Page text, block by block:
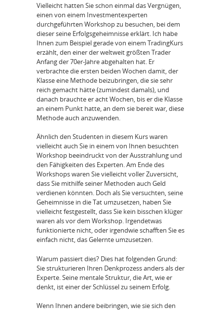
Vielleicht hatten Sie schon einmal das Vergnügen,
einen von einem Investmentexperten
durchgeführten Workshop zu besuchen, bei dem
dieser seine Erfolgsgeheimnisse erklärt. Ich habe
Ihnen zum Beispiel gerade von einem TradingKurs
erzählt, den einer der weltweit größten Trader
Anfang der 70er-Jahre abgehalten hat. Er
verbrachte die ersten beiden Wochen damit, der
Klasse eine Methode beizubringen, die sie sehr
reich gemacht hätte (zumindest damals), und
danach brauchte er acht Wochen, bis er die Klasse
an einem Punkt hatte, an dem sie bereit war, diese
Methode auch anzuwenden.
Ähnlich den Studenten in diesem Kurs waren
vielleicht auch Sie in einem von Ihnen besuchten
Workshop beeindruckt von der Ausstrahlung und
den Fähigkeiten des Experten. Am Ende des
Workshops waren Sie vielleicht voller Zuversicht,
dass Sie mithilfe seiner Methoden auch Geld
verdienen könnten. Doch als Sie versuchten, seine
Geheimnisse in die Tat umzusetzen, haben Sie
vielleicht festgestellt, dass Sie kein bisschen klüger
waren als vor dem Workshop. Irgendetwas
funktionierte nicht, oder irgendwie schafften Sie es
einfach nicht, das Gelernte umzusetzen.
Warum passiert dies? Dies hat folgenden Grund:
Sie strukturieren Ihren Denkprozess anders als der
Experte. Seine mentale Struktur, die Art, wie er
denkt, ist einer der Schlüssel zu seinem Erfolg.
Wenn Ihnen andere beibringen, wie sie sich den